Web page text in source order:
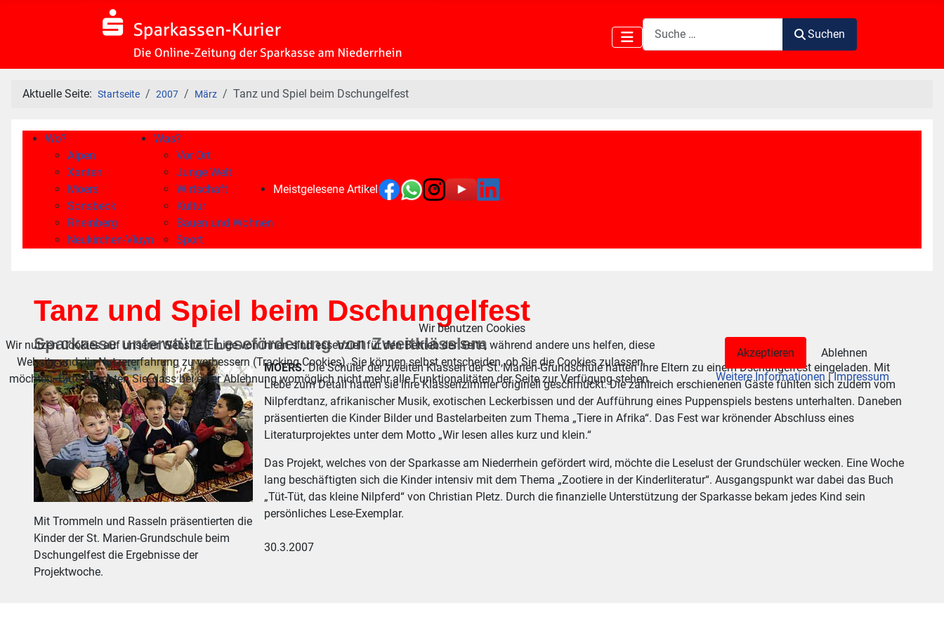
Suchen
Suchen
Aktuelle Seite: Startseite 2007 März Tanz und Spiel beim Dschungelfest
Wo?
Alpen
Xanten
Moers
Sonsbeck
Rheinberg
Neukirchen-Vluyn
Was?
Vor Ort
Junge Welt
Wirtschaft
Kultur
Bauen und Wohnen
Sport
Meistgelesene Artikel
Tanz und Spiel beim Dschungelfest
Sparkasse unterstützt Leseförderung von Zweitklässlern
Mit Trommeln und Rasseln präsentierten die
Kinder der St. Marien-Grundschule beim
Dschungelfest die Ergebnisse der
Projektwoche.
MOERS.Die Schüler der zweiten Klassen der St. Marien-Grundschule hatten ihre Eltern zu einem Dschungelfest eingeladen. Mit
Liebe zum Detail hatten sie ihre Klassenzimmer originell geschmückt. Die zahlreich erschienenen Gäste fühlten sich zudem vom
Nilpferdtanz, afrikanischer Musik, exotischen Leckerbissen und der Aufführung eines Puppenspiels bestens unterhalten. Daneben
präsentierten die Kinder Bilder und Bastelarbeiten zum Thema „Tiere in Afrika“. Das Fest war krönender Abschluss eines
Literaturprojektes unter dem Motto „Wir lesen alles kurz und klein.“
Das Projekt, welches von der Sparkasse am Niederrhein gefördert wird, möchte die Leselust der Grundschüler wecken. Eine Woche
lang beschäftigten sich die Kinder intensiv mit dem Thema „Zootiere in der Kinderliteratur“. Ausgangspunkt war dabei das Buch
„Tüt-Tüt, das kleine Nilpferd“ von Christian Pletz. Durch die finanzielle Unterstützung der Sparkasse bekam jedes Kind sein
persönliches Lese-Exemplar.
30.3.2007
Wir benutzen Cookies
Wir nutzen Cookies auf unserer Website. Einige von ihnen sind essenziell für den Betrieb der Seite, während andere uns helfen, diese
Website und die Nutzererfahrung zu verbessern (Tracking Cookies). Sie können selbst entscheiden, ob Sie die Cookies zulassen
möchten. Bitte beachten Sie, dass bei einer Ablehnung womöglich nicht mehr alle Funktionalitäten der Seite zur Verfügung stehen.
Akzeptieren
Ablehnen
Weitere Informationen |Impressum